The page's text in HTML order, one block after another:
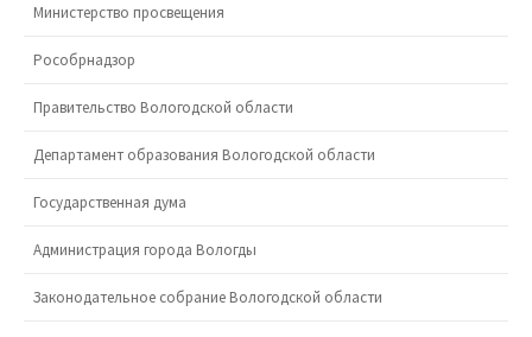
Министерство просвещения
Рособрнадзор
Правительство Вологодской области
Департамент образования Вологодской области
Государственная дума
Администрация города Вологды
Законодательное собрание Вологодской области